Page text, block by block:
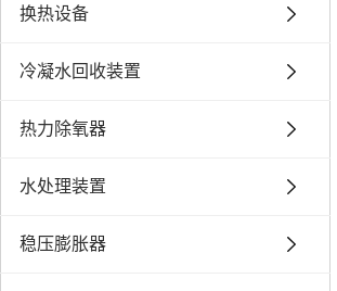
换热设备
冷凝水回收装置
热力除氧器
水处理装置
稳压膨胀器